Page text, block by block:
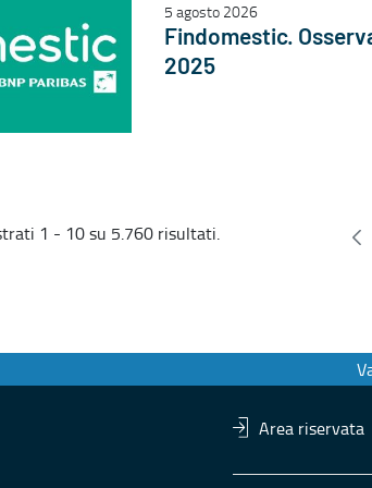
5 agosto 2026
Findomestic.
2025
1 - 10 su 5.760 risultati.
Area riservata